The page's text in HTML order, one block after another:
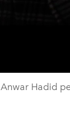
Anwar Hadid